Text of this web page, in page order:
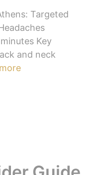
Targeted
Key
and neck